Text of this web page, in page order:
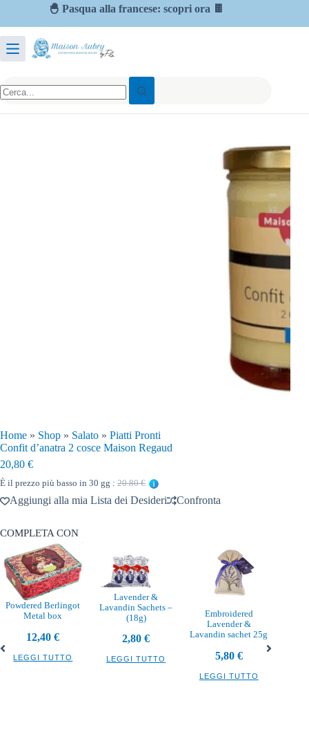
🐣 Pasqua alla francese: scopri ora 🍫
Home » Shop » Salato » Piatti Pronti
Confit d’anatra 2 cosce Maison Regaud
20,80 €
È il prezzo più basso in 30 gg : 20.80 €
Aggiungi alla mia Lista dei Desideri Confronta
COMPLETA CON
Powdered Berlingot
Metal box
12,40€
LEGGI TUTTO
Lavender &
Lavandin Sachets –
(18g)
2,80€
LEGGI TUTTO
Embroidered
Lavender &
Lavandin sachet 25g
5,80 €
LEGGI TUTTO